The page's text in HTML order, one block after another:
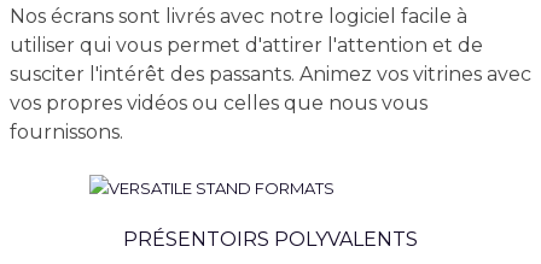
Nos écrans sont livrés avec notre logiciel facile à
utiliser qui vous permet d'attirer l'attention et de
susciter l'intérêt des passants. Animez vos vitrines avec
vos propres vidéos ou celles que nous vous
fournissons.
PRÉSENTOIRS POLYVALENTS